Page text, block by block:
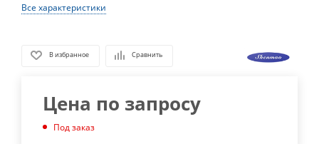
Все характеристики
В избранное Сравнить
Цена по запросу
Под заказ